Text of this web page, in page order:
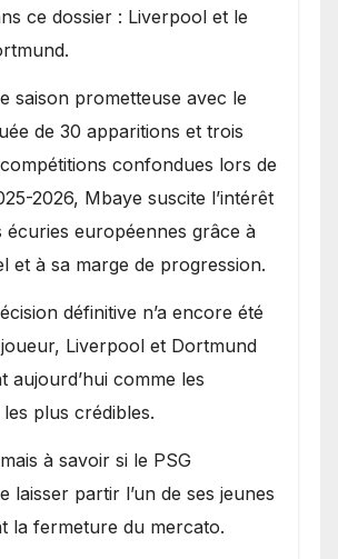
ce dossier : Liverpool et le
saison prometteuse avec le
de 30 apparitions et trois
confondues lors de
2026, Mbaye suscite l’intérêt
écuries européennes grâce à
et à sa marge de progression.
définitive n’a encore été
Liverpool et Dortmund
aujourd’hui comme les
plus crédibles.
à savoir si le PSG
laisser partir l’un de ses jeunes
la fermeture du mercato.